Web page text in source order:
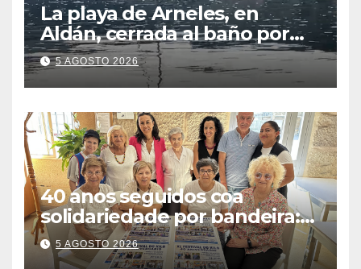
La playa de Arneles, en
Aldán, cerrada al baño por
contaminación del agua tras
detectarse restos fecales
5 AGOSTO 2026
40 anos seguidos coa
solidariedade por bandeira:
este venres celébrase o
Festival do Kilo no Auditorio
5 AGOSTO 2026